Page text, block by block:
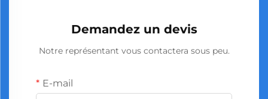
Demandez un devis
Notre représentant vous contactera sous peu.
E-mail